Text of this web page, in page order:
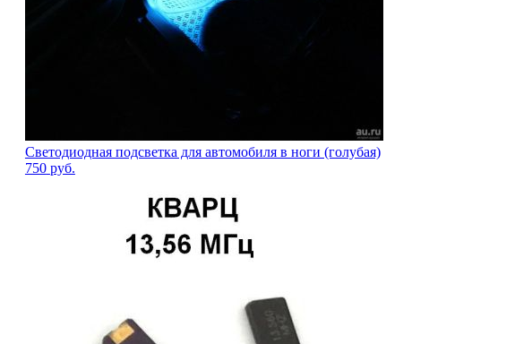
Светодиодная подсветка для автомобиля в ноги (голубая)
750 руб.